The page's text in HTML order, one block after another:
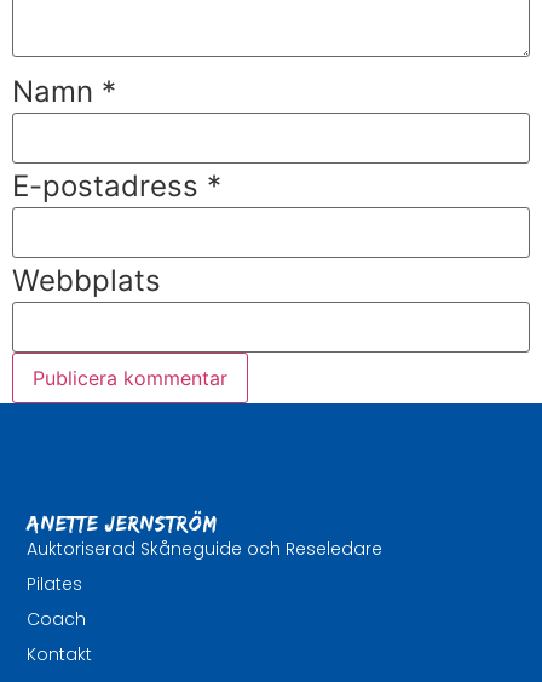
Namn *
E-postadress *
Webbplats
Anette Jernström
Auktoriserad Skåneguide och Reseledare
Pilates
Coach
Kontakt